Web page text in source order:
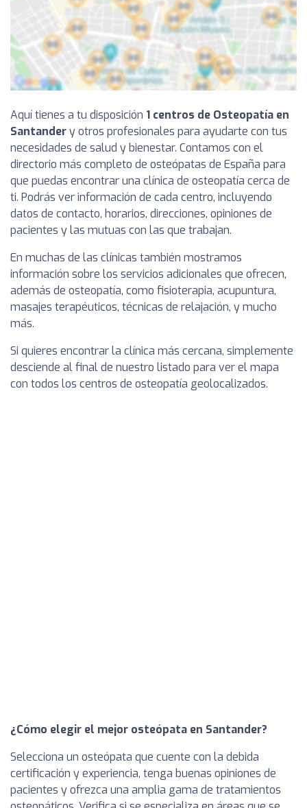
Aquí tienes a tu disposición 1 centros de Osteopatía en
Santandery otros profesionales para ayudarte con tus
necesidades de salud y bienestar. Contamos con el
directorio más completo de osteópatas de España para
que puedas encontrar una clínica de osteopatía cerca de
ti. Podrás ver información de cada centro, incluyendo
datos de contacto, horarios, direcciones, opiniones de
pacientes y las mutuas con las que trabajan.
En muchas de las clínicas también mostramos
información sobre los servicios adicionales que ofrecen,
además de osteopatía, como fisioterapia, acupuntura,
masajes terapéuticos, técnicas de relajación, y mucho
más.
Si quieres encontrar la clínica más cercana, simplemente
desciende al final de nuestro listado para ver el mapa
con todos los centros de osteopatía geolocalizados.
¿Cómo elegir el mejor osteópata en Santander?
Selecciona un osteópata que cuente con la debida
certificación y experiencia, tenga buenas opiniones de
pacientes y ofrezca una amplia gama de tratamientos